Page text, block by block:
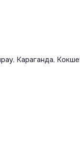
Караганда,